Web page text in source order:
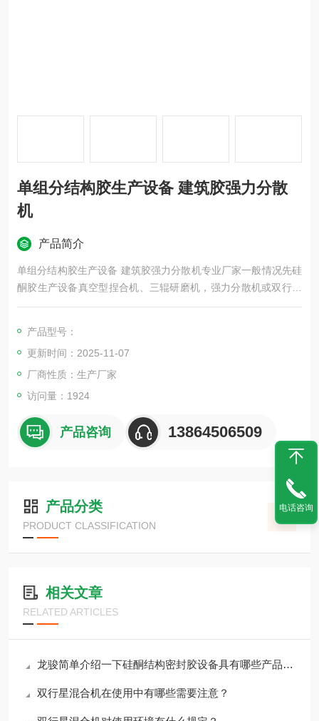
单组分结构胶生产设备 建筑胶强力分散
机
产品简介
单组分结构胶生产设备 建筑胶强力分散机专业厂家一般情况先硅
酮胶生产设备真空型捏合机、三辊研磨机，强力分散机或双行星
动力混合机，液压出料以及包装机等即可。
产品型号：
更新时间：2025-11-07
厂商性质：生产厂家
访问量：1924
产品咨询 13864506509
产品分类
PRODUCT CLASSIFICATION
相关文章
RELATED ARTICLES
龙骏简单介绍一下硅酮结构密封胶设备具有哪些产品特征
双行星混合机在使用中有哪些需要注意？
电话咨询